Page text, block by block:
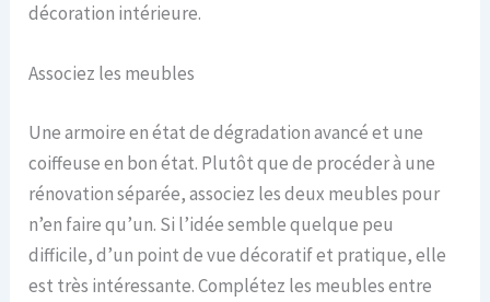
décoration intérieure.
Associez les meubles
Une armoire en état de dégradation avancé et une
coiffeuse en bon état. Plutôt que de procéder à une
rénovation séparée, associez les deux meubles pour
n’en faire qu’un. Si l’idée semble quelque peu
difficile, d’un point de vue décoratif et pratique, elle
est très intéressante. Complétez les meubles entre